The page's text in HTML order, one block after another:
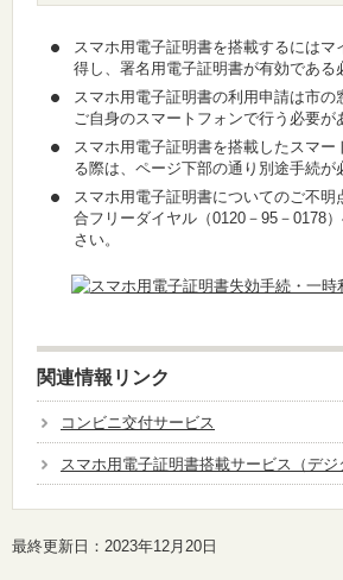
スマホ用電子証明書を搭載するにはマ
得し、署名用電子証明書が有効である
スマホ用電子証明書の利用申請は市の
ご自身のスマートフォンで行う必要が
スマホ用電子証明書を搭載したスマー
る際は、ページ下部の通り別途手続が
スマホ用電子証明書についてのご不明
合フリーダイヤル（0120－95－0178
さい。
関連情報リンク
コンビニ交付サービス
スマホ用電子証明書搭載サービス（デジ
最終更新日：2023年12月20日